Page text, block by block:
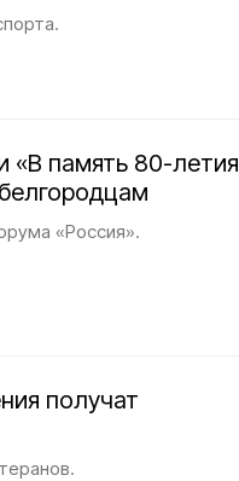
«В память 80-летия
«Россия».
получат